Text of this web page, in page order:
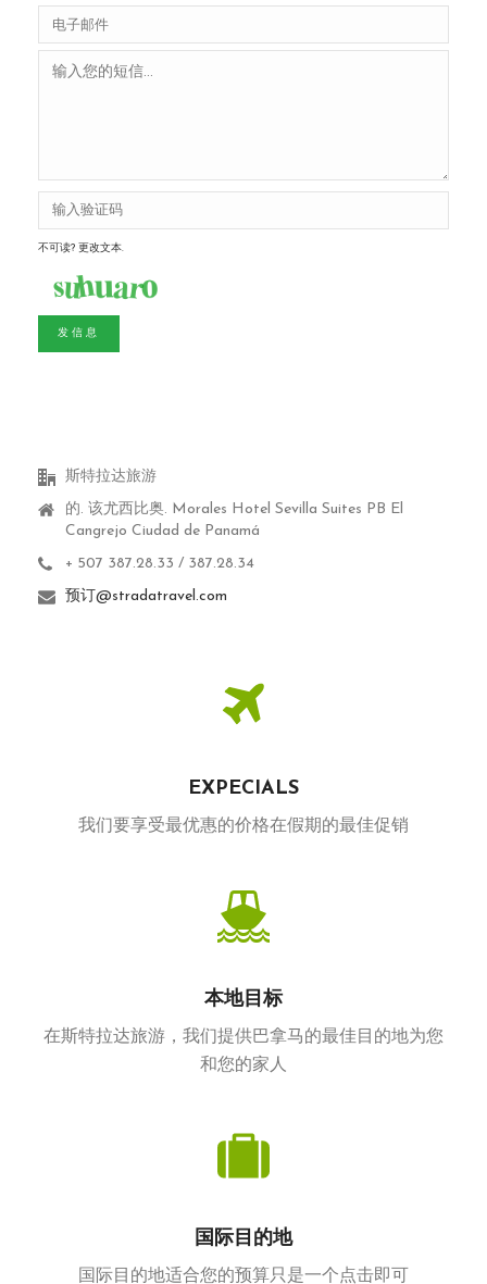
不可读? 更改文本.
发信息
斯特拉达旅游
的. 该尤西比奥. Morales Hotel Sevilla Suites PB El
Cangrejo Ciudad de Panamá
+ 507 387.28.33 / 387.28.34
预订@stradatravel.com
EXPECIALS
我们要享受最优惠的价格在假期的最佳促销
本地目标
在斯特拉达旅游，我们提供巴拿马的最佳目的地为您
和您的家人
国际目的地
国际目的地适合您的预算只是一个点击即可